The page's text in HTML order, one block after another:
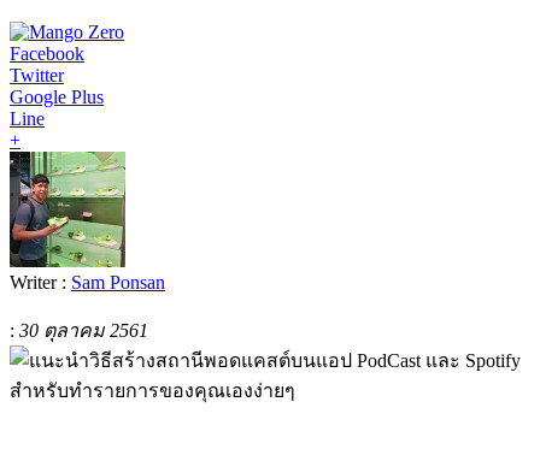
Facebook
Twitter
Google Plus
Line
+
Writer : Sam Ponsan
: 30 ตุลาคม 2561